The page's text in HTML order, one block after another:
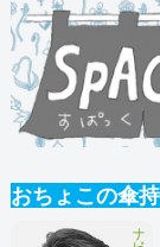
おちょこの傘